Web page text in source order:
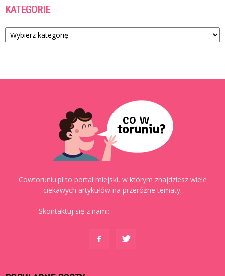
KATEGORIE
Kategorie
Cowtoruniu.pl to portal miejski, w którym znajdziesz wiele
ciekawych artykułów na przeróżne tematy.
Skontaktuj się z nami: